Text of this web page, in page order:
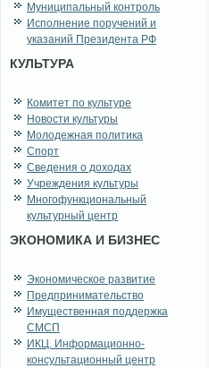
Муниципальный контроль
Исполнение поручений и
указаний Президента РФ
КУЛЬТУРА
Комитет по культуре
Новости культуры
Молодежная политика
Спорт
Сведения о доходах
Учреждения культуры
Многофункциональный
культурный центр
ЭКОНОМИКА И БИЗНЕС
Экономическое развитие
Предпринимательство
Имущественная поддержка
СМСП
ИКЦ. Информационно-
консультационный центр